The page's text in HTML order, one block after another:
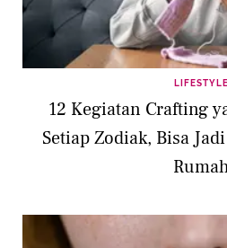
LIFESTYLE
12 Kegiatan Crafting
Setiap Zodiak, Bisa